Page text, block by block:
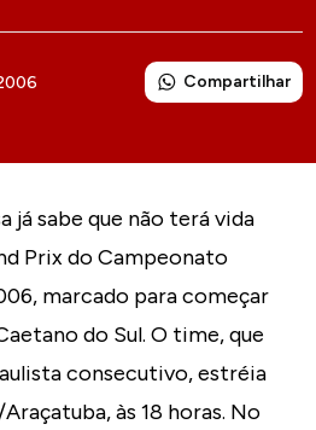
Compartilhar
já sabe que não terá vida
Prix do Campeonato
marcado para começar
do Sul. O time, que
consecutivo, estréia
às 18 horas. No